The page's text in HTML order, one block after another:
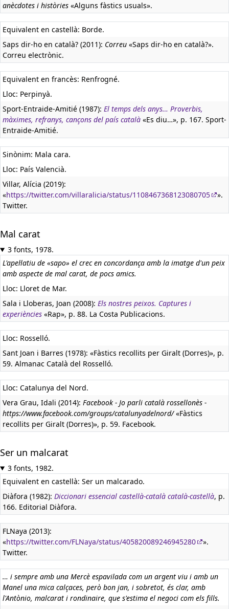
anècdotes i històries «Alguns fàstics usuals».
Equivalent en castellà: Borde.
Saps dir-ho en català? (2011): Correu «Saps dir-ho en català?».
Correu electrònic.
Equivalent en francès: Renfrogné.
Lloc: Perpinyà.
Sport-Entraide-Amitié (1987): El temps dels anys… Proverbis,
màximes, refranys, cançons del país català «Es diu…», p. 167. Sport-
Entraide-Amitié.
Sinònim: Mala cara.
Lloc: País Valencià.
Villar, Alícia (2019):
«https://twitter.com/villaralicia/status/1108467368123080705
».
Twitter.
Mal carat
3 fonts, 1978.
L'apel·latiu de «sapo» el crec en concordança amb la imatge d'un peix
amb aspecte de mal carat, de pocs amics.
Lloc: Lloret de Mar.
Sala i Lloberas, Joan (2008): Els nostres peixos. Captures i
experiències «Rap», p. 88. La Costa Publicacions.
Lloc: Rosselló.
Sant Joan i Barres (1978): «Fàstics recollits per Giralt (Dorres)», p.
59. Almanac Català del Rosselló.
Lloc: Catalunya del Nord.
Vera Grau, Idali (2014): Facebook - Jo parli català rossellonès -
https://www.facebook.com/groups/catalunyadelnord/«Fàstics
recollits per Giralt (Dorres)», p. 59. Facebook.
Ser un malcarat
3 fonts, 1982.
Equivalent en castellà: Ser un malcarado.
Diàfora (1982): Diccionari essencial castellà-català català-castellà, p.
166. Editorial Diàfora.
FLNaya (2013):
«https://twitter.com/FLNaya/status/405820089246945280
».
Twitter.
… i sempre amb una Mercè espavilada com un argent viu i amb un
Manel una mica calçaces, però bon jan, i sobretot, és clar, amb
l'Antònio, malcarat i rondinaire, que s'estima el negoci com els fills.